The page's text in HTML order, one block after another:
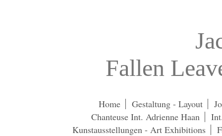
Fallen
Home Gestaltung - Layout
Chanteuse Int. Adrienne Haan
Kunstausstellungen - Art Exhibitions